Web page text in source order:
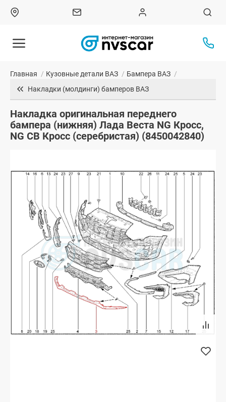
Главная / Кузовные детали ВАЗ / Бампера ВАЗ /
Накладки (молдинги) бамперов ВАЗ
Накладка оригинальная переднего
бампера (нижняя) Лада Веста NG Кросс,
NG СВ Кросс (серебристая) (8450042840)